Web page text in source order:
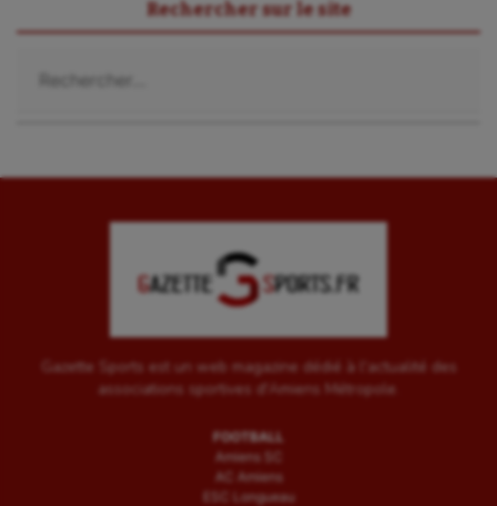
Sport-santé
Ultimate frisbee
UNSS
Voile
Water-polo
Rechercher sur le site
Gazette Sports est un web magazine dédié à l'actualité des
associations sportives d'Amiens Métropole.
FOOTBALL
Amiens SC
AC Amiens
ESC Longueau